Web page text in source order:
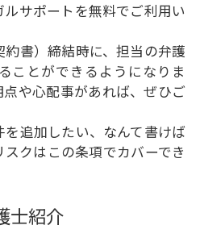
サポートを無料でご利用い
書）締結時に、担当の弁護
ことができるようになりま
や心配事があれば、ぜひご
追加したい、なんて書けば
クはこの条項でカバーでき
士紹介